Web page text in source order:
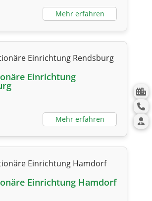
Mehr erfahren
Einrichtung
Mehr erfahren
Einrichtung Hamdorf